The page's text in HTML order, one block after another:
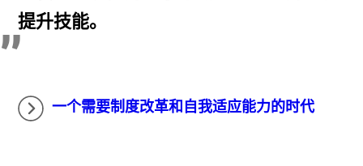
提升技能。
一个需要制度改革和自我适应能力的时代